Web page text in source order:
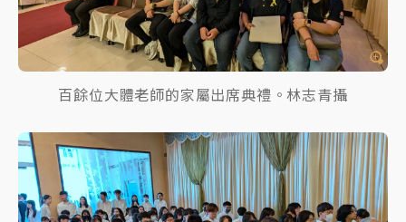
百餘位大體老師的家屬出席典禮。林志青攝